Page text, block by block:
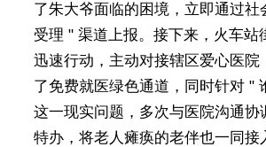
了朱大爷面临的困境，立即通过社
受理 " 渠道上报。接下来，火车站
迅速行动，主动对接辖区爱心医院
了免费就医绿色通道，同时针对 "
这一现实问题，多次与医院沟通协
特办，将老人瘫痪的老伴也一同接